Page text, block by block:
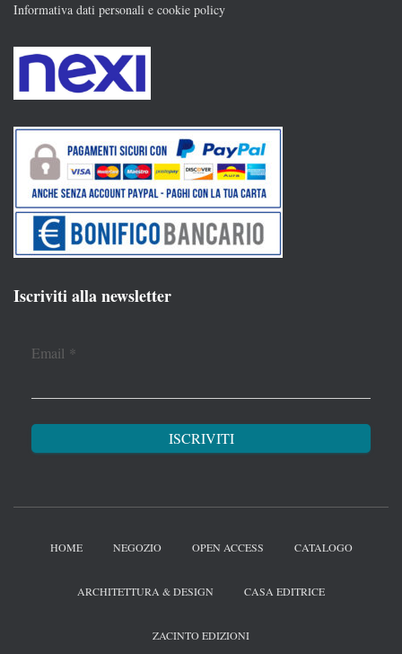
Informativa dati personali e cookie policy
Iscriviti alla newsletter
Email *
HOME NEGOZIO OPEN ACCESS CATALOGO
ARCHITETTURA & DESIGN CASA EDITRICE
ZACINTO EDIZIONI